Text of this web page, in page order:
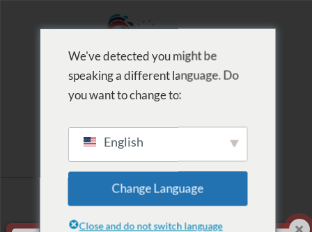
Archive for Term:
Farsangi
We've detected you might be
speaking a different language. Do
you want to change to:
English
Change Language
Close and do not switch language